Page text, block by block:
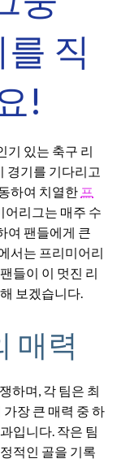
직
!
기 있는 축구 리
경기를 기다리고
하여 치열한 프
어리그는 매주 수
여 팬들에게 큰
서는 프리미어리
들이 이 멋진 리
보겠습니다.
매력
하며, 각 팀은 최
장 큰 매력 중 하
입니다. 작은 팀
적인 골을 기록